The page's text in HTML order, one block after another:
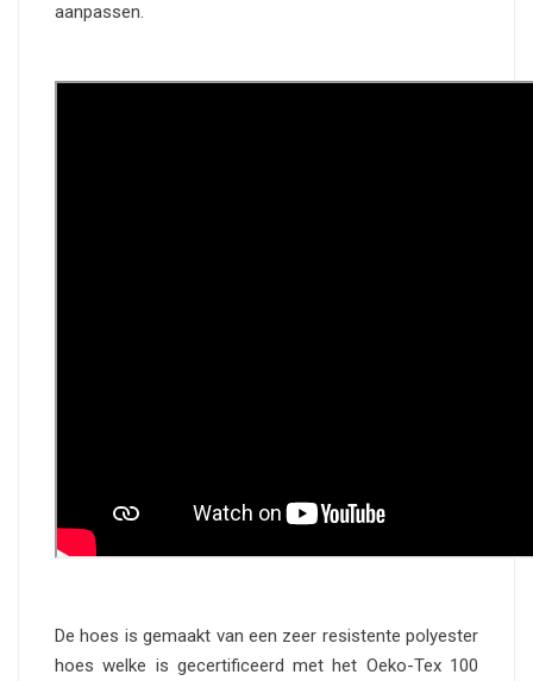
aanpassen.
De hoes is gemaakt van een zeer resistente polyester
hoes welke is gecertificeerd met het Oeko-Tex 100